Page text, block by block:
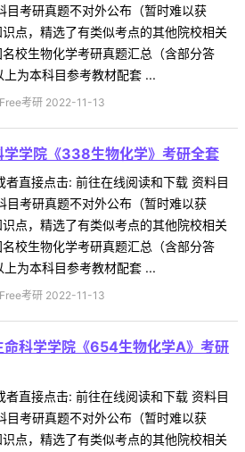
目考研真题不对外公布（暂时难以获
点，精选了有类似考点的其他院校相关
校生物化学考研真题汇总（含部分答
为本科目参考教材配套 ...
考研 2022-11-13
学院《338生物化学》考研全套
直接点击: 前往在线阅读和下载 资料目
目考研真题不对外公布（暂时难以获
点，精选了有类似考点的其他院校相关
校生物化学考研真题汇总（含部分答
为本科目参考教材配套 ...
考研 2022-11-13
科学学院《654生物化学A》考研
直接点击: 前往在线阅读和下载 资料目
目考研真题不对外公布（暂时难以获
点，精选了有类似考点的其他院校相关